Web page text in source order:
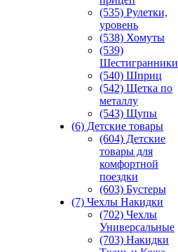
(535) Рулетки,
уровень
(538) Хомуты
(539)
Шестигранники
(540) Шприц
(542) Щетка по
металлу
(543) Щупы
(6) Детские товары
(604) Детские
товары для
комфортной
поездки
(603) Бустеры
(7) Чехлы Накидки
(702) Чехлы
Универсальные
(703) Накидки